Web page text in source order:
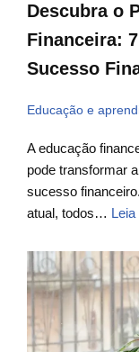
Descubra o
Financeira:
Sucesso
Educação e
A educação
pode transformar
sucesso
atual, todos…